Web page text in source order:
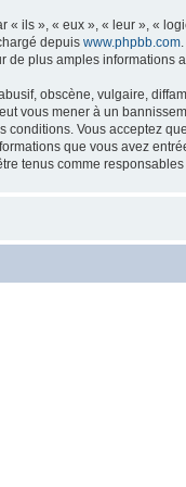
« ils », « eux », « leur », «
depuis www.phpbb.com
de plus amples informations
obscène, vulgaire,
vous mener à un
Vous acceptez
que vous avez
tenus comme